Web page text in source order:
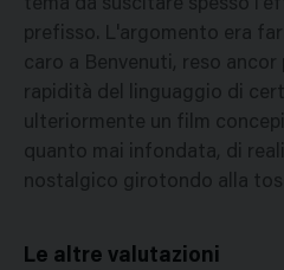
tema da suscitare spesso
prefisso. L'argomento era
caro a Benvenuti, reso
rapidità del linguaggio di
ulteriormente un film
quanto mai infondata, di
nostalgico girotondo alla
Le altre valutazioni